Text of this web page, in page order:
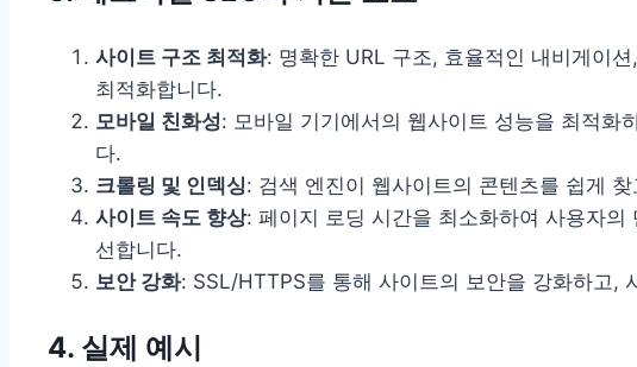
사이트 구조 최적화: 명확한 URL 구조, 효율적인 내비게이
최적화합니다.
모바일 친화성: 모바일 기기에서의 웹사이트 성능을 최적화
다.
크롤링 및 인덱싱: 검색 엔진이 웹사이트의 콘텐츠를 쉽게
사이트 속도 향상: 페이지 로딩 시간을 최소화하여 사용자의
선합니다.
보안 강화: SSL/HTTPS를 통해 사이트의 보안을 강화하고,
4. 실제 예시